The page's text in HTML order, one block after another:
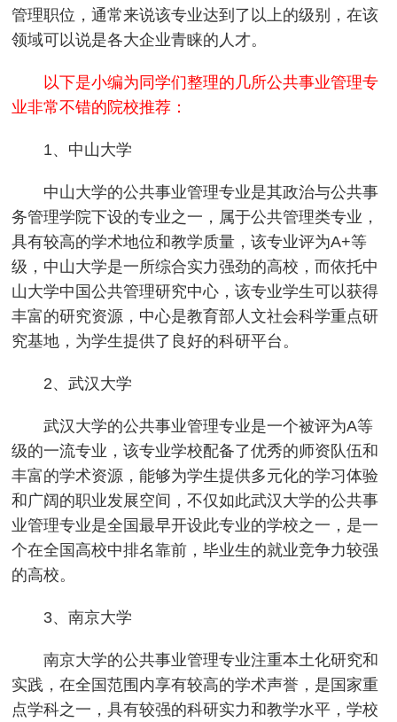
管理职位，通常来说该专业达到了以上的级别，在该
领域可以说是各大企业青睐的人才。
以下是小编为同学们整理的几所公共事业管理专
业非常不错的院校推荐：
1、中山大学
中山大学的公共事业管理专业是其政治与公共事
务管理学院下设的专业之一，属于公共管理类专业，
具有较高的学术地位和教学质量，该专业评为A+等
级，中山大学是一所综合实力强劲的高校，而依托中
山大学中国公共管理研究中心，该专业学生可以获得
丰富的研究资源，中心是教育部人文社会科学重点研
究基地，为学生提供了良好的科研平台。
2、武汉大学
武汉大学的公共事业管理专业是一个被评为A等
级的一流专业，该专业学校配备了优秀的师资队伍和
丰富的学术资源，能够为学生提供多元化的学习体验
和广阔的职业发展空间，不仅如此武汉大学的公共事
业管理专业是全国最早开设此专业的学校之一，是一
个在全国高校中排名靠前，毕业生的就业竞争力较强
的高校。
3、南京大学
南京大学的公共事业管理专业注重本土化研究和
实践，在全国范围内享有较高的学术声誉，是国家重
点学科之一，具有较强的科研实力和教学水平，学校